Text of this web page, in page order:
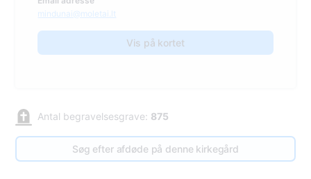
mindunai@moletai.lt
Vis på kortet
Antal begravelsesgrave: 875
Søg efter afdøde på denne kirkegård